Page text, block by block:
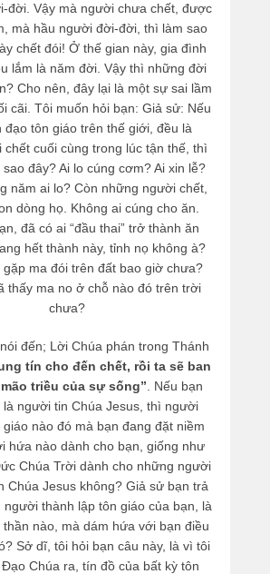
đời. Vậy mà người chưa chết, được
mà hầu người đời-đời, thì làm sao
chết đói! Ở thế gian này, gia đình
lắm là năm đời. Vậy thì những đời
Cho nên, đây lại là một sự sai lầm
cãi. Tôi muốn hỏi bạn: Giả sử: Nếu
đạo tôn giáo trên thế giới, đều là
chết cuối cùng trong lúc tận thế, thì
đây? Ai lo cúng cơm? Ai xin lễ?
năm ai lo? Còn những người chết,
dòng họ. Không ai cúng cho ăn.
đã có ai “đầu thai” trở thành ăn
hết thành này, tỉnh nọ không à?
ma đói trên đất bao giờ chưa?
thấy ma no ở chỗ nào đó trên trời
chưa?
đến; Lời Chúa phán trong Thánh
tín cho đến chết, rồi ta sẽ ban
triều của sự sống” . Nếu bạn
là người tin Chúa Jesus, thì người
nào đó mà bạn đang đặt niềm
hứa nào dành cho bạn, giống như
Chúa Trời dành cho những người
Chúa Jesus không? Giả sử bạn trả
người thành lập tôn giáo của bạn, là
nào, mà dám hứa với bạn điều
Sở dĩ, tôi hỏi bạn câu này, là vì tôi
Chúa ra, tín đồ của bất kỳ tôn